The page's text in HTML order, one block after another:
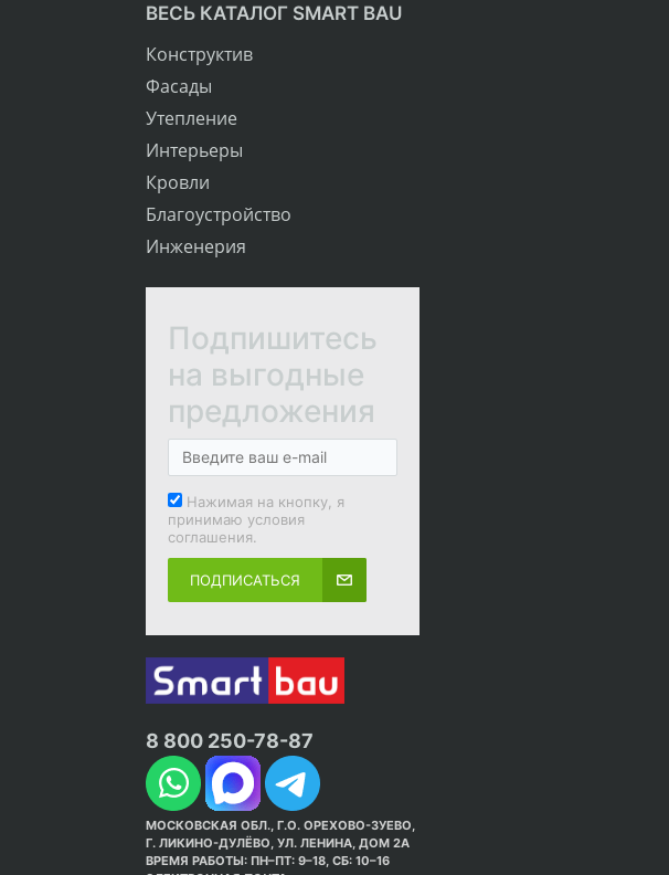
ВЕСЬ КАТАЛОГ SMART BAU
Конструктив
Фасады
Утепление
Интерьеры
Кровли
Благоустройство
Инженерия
Подпишитесь
на выгодные
предложения
Нажимая на кнопку, я
принимаю условия
соглашения.
ПОДПИСАТЬСЯ
8 800 250-78-87
МОСКОВСКАЯ ОБЛ., Г.О. ОРЕХОВО-ЗУЕВО,
Г. ЛИКИНО-ДУЛЁВО, УЛ. ЛЕНИНА, ДОМ 2А
ВРЕМЯ РАБОТЫ: ПН–ПТ: 9–18, СБ: 10–16